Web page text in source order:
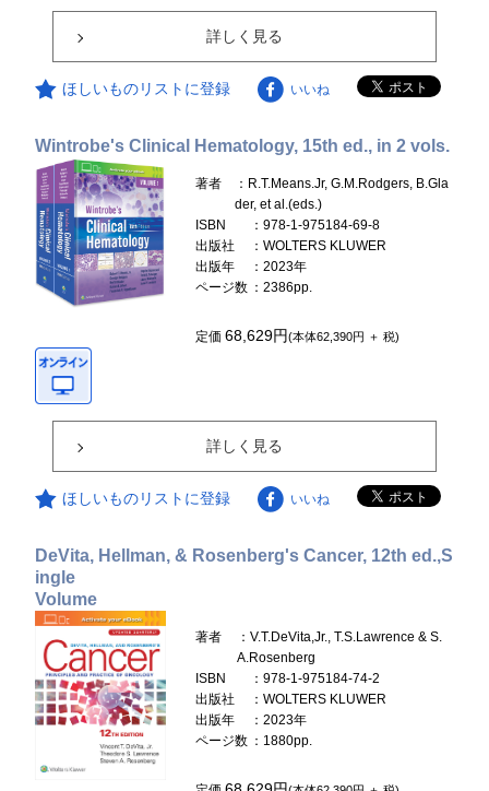
詳しく見る
ほしいものリストに登録 いいね
Wintrobe's Clinical Hematology, 15th ed., in 2 vols.
著者
：R.T.Means.Jr, G.M.Rodgers, B.Gla
der, et al.(eds.)
ISBN
：978-1-975184-69-8
出版社
：WOLTERS KLUWER
出版年
：2023年
ページ数 ：2386pp.
定価68,629円(本体62,390円 ＋ 税)
詳しく見る
ほしいものリストに登録 いいね
DeVita, Hellman, & Rosenberg's Cancer, 12th ed.,S
ingle
Volume
著者
：V.T.DeVita,Jr., T.S.Lawrence & S.
A.Rosenberg
ISBN
：978-1-975184-74-2
出版社
：WOLTERS KLUWER
出版年
：2023年
ページ数 ：1880pp.